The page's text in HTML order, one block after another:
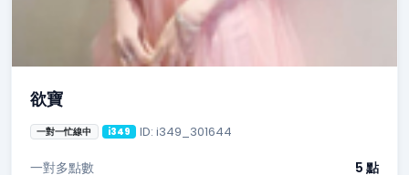
欲寶
一對一忙線中 i349 ID: i349_301644
一對多點數
5 點